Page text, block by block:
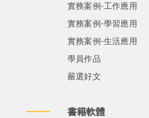
實務案例-工作應用
實務案例-學習應用
實務案例-生活應用
學員作品
嚴選好文
書籍軟體